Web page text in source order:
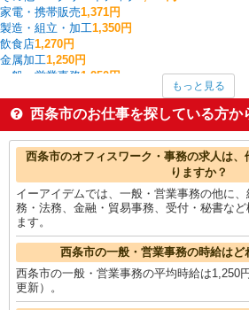
家電・携帯販売1,371円
製造・組立・加工1,350円
飲食店1,270円
金属加工1,250円
一般・営業事務1,250円
食品製造・加工1,210円
クレーン・玉掛 1,200円
板金・塗装・溶接1,200円
西条市の他の職種の平均時給を見る
もっと見る
西条市のお仕事を探している方か
西条市のオフィスワーク・事務の求人は
りますか？
イーアイデムでは、一般・営業事務の他に
務・法務、金融・貿易事務、受付・秘書な
ます。
西条市の一般・営業事務の時給はど
西条市の一般・営業事務の平均時給は1,250
更新）。